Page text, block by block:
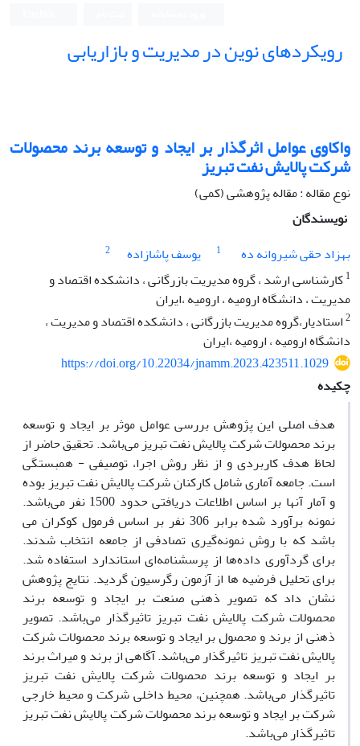
رویکردهای نوین در مدیریت و بازاریابی
واکاوی عوامل اثرگذار بر ایجاد و توسعه برند محصولات
شرکت پالایش نفت تبریز
نوع مقاله : مقاله پژوهشی (کمی)
نویسندگان
بهزاد حقی شیروانه ده
1 یوسف پاشازاده
2
1کارشناسی ارشد ، گروه مدیریت بازرگانی ، دانشکده اقتصاد و
مدیریت ، دانشگاه ارومیه ، ارومیه ،ایران
2استادیار،گروه مدیریت بازرگانی ، دانشکده اقتصاد و مدیریت ،
دانشگاه ارومیه ، ارومیه ،ایران
https://doi.org/10.22034/jnamm.2023.423511.1029
چکیده
هدف اصلی این پژوهش بررسی عوامل موثر بر ایجاد و توسعه
برند محصولات شرکت پالایش نفت تبریز می‌باشد. تحقیق حاضر از
لحاظ هدف کاربردی و از نظر روش اجرا، توصیفی - همبستگی
است. جامعه آماری شامل کارکنان شرکت پالایش نفت تبریز بوده
و آمار آنها بر اساس اطلاعات دریافتی حدود 1500 نفر می‌باشد.
نمونه برآورد شده برابر 306 نفر بر اساس فرمول کوکران می
باشد که با روش نمونه‌گیری تصادفی از جامعه انتخاب شدند.
برای گردآوری داده‌ها از پرسشنامه‌ای استاندارد استفاده شد.
برای تحلیل فرضیه ها از آزمون رگرسیون گردید. نتایج پژوهش
نشان داد که تصویر ذهنی صنعت بر ایجاد و توسعه برند
محصولات شرکت پالایش نفت تبریز تاثیرگذار می‌باشد. تصویر
ذهنی از برند و محصول بر ایجاد و توسعه برند محصولات شرکت
پالایش نفت تبریز تاثیرگذار می‌باشد. آگاهی از برند و میراث برند
بر ایجاد و توسعه برند محصولات شرکت پالایش نفت تبریز
تاثیرگذار می‌باشد. همچنین، محیط داخلی شرکت و محیط خارجی
شرکت بر ایجاد و توسعه برند محصولات شرکت پالایش نفت تبریز
تاثیرگذار می‌باشد.